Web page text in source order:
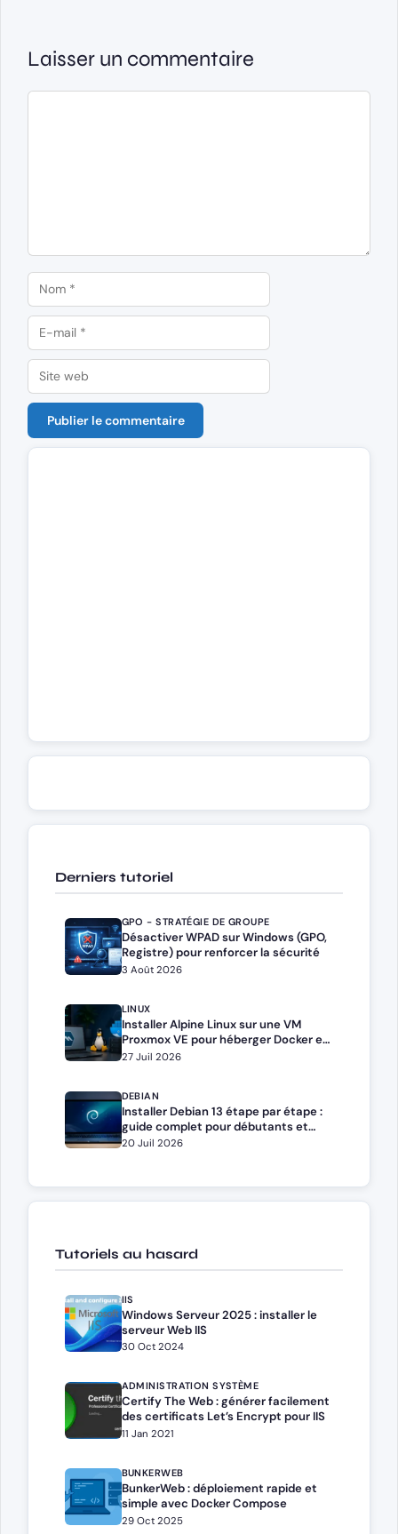
Laisser un commentaire
Nom
E-
mail
Site
web
Derniers tutoriel
GPO - STRATÉGIE DE GROUPE
Désactiver WPAD sur Windows (GPO,
Registre) pour renforcer la sécurité
3 Août 2026
LINUX
Installer Alpine Linux sur une VM
Proxmox VE pour héberger Docker et
Docker Compose
27 Juil 2026
DEBIAN
Installer Debian 13 étape par étape :
guide complet pour débutants et
administrateurs
20 Juil 2026
Tutoriels au hasard
IIS
Windows Serveur 2025 : installer le
serveur Web IIS
30 Oct 2024
ADMINISTRATION SYSTÈME
Certify The Web : générer facilement
des certificats Let’s Encrypt pour IIS
11 Jan 2021
BUNKERWEB
BunkerWeb : déploiement rapide et
simple avec Docker Compose
29 Oct 2025